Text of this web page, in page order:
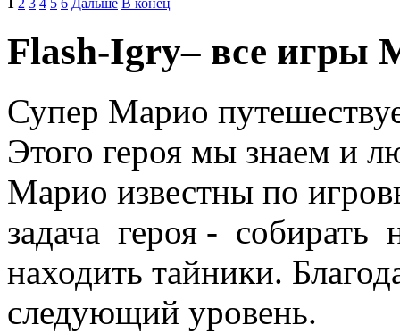
1 2 3 4 5 6 Дальше В конец
Flash-Igry– все игры
Супер Марио
Этого героя мы знаем и
Марио известны по
задача героя - собирать
находить тайники.
следующий уровень.